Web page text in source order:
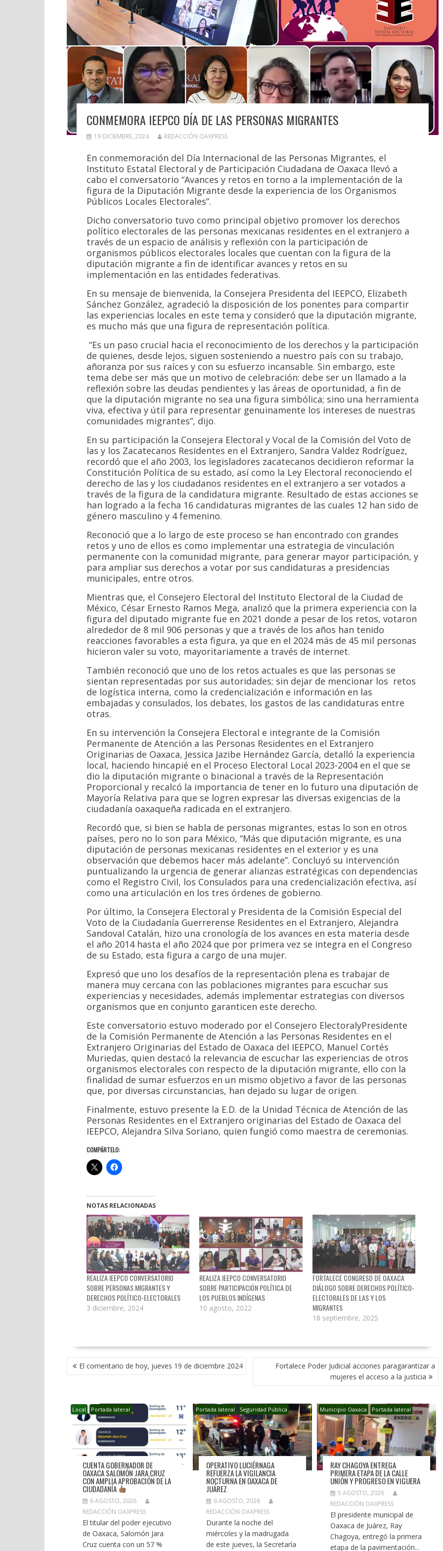
CONMEMORA IEEPCO DÍA DE LAS PERSONAS MIGRANTES
19 DICIEMBRE, 2024 REDACCIÓN OAXPRESS
En conmemoración del Día Internacional de las Personas Migrantes, el
Instituto Estatal Electoral y de Participación Ciudadana de Oaxaca llevó a
cabo el conversatorio “Avances y retos en torno a la implementación de la
figura de la Diputación Migrante desde la experiencia de los Organismos
Públicos Locales Electorales”.
Dicho conversatorio tuvo como principal objetivo promover los derechos
político electorales de las personas mexicanas residentes en el extranjero a
través de un espacio de análisis y reflexión con la participación de
organismos públicos electorales locales que cuentan con la figura de la
diputación migrante a fin de identificar avances y retos en su
implementación en las entidades federativas.
En su mensaje de bienvenida, la Consejera Presidenta del IEEPCO, Elizabeth
Sánchez González, agradeció la disposición de los ponentes para compartir
las experiencias locales en este tema y consideró que la diputación migrante,
es mucho más que una figura de representación política.
“Es un paso crucial hacia el reconocimiento de los derechos y la participación
de quienes, desde lejos, siguen sosteniendo a nuestro país con su trabajo,
añoranza por sus raíces y con su esfuerzo incansable. Sin embargo, este
tema debe ser más que un motivo de celebración: debe ser un llamado a la
reflexión sobre las deudas pendientes y las áreas de oportunidad, a fin de
que la diputación migrante no sea una figura simbólica; sino una herramienta
viva, efectiva y útil para representar genuinamente los intereses de nuestras
comunidades migrantes”, dijo.
En su participación la Consejera Electoral y Vocal de la Comisión del Voto de
las y los Zacatecanos Residentes en el Extranjero, Sandra Valdez Rodríguez,
recordó que el año 2003, los legisladores zacatecanos decidieron reformar la
Constitución Política de su estado, así como la Ley Electoral reconociendo el
derecho de las y los ciudadanos residentes en el extranjero a ser votados a
través de la figura de la candidatura migrante. Resultado de estas acciones se
han logrado a la fecha 16 candidaturas migrantes de las cuales 12 han sido de
género masculino y 4 femenino.
Reconoció que a lo largo de este proceso se han encontrado con grandes
retos y uno de ellos es como implementar una estrategia de vinculación
permanente con la comunidad migrante, para generar mayor participación, y
para ampliar sus derechos a votar por sus candidaturas a presidencias
municipales, entre otros.
Mientras que, el Consejero Electoral del Instituto Electoral de la Ciudad de
México, César Ernesto Ramos Mega, analizó que la primera experiencia con la
figura del diputado migrante fue en 2021 donde a pesar de los retos, votaron
alrededor de 8 mil 906 personas y que a través de los años han tenido
reacciones favorables a esta figura, ya que en el 2024 más de 45 mil personas
hicieron valer su voto, mayoritariamente a través de internet.
También reconoció que uno de los retos actuales es que las personas se
sientan representadas por sus autoridades; sin dejar de mencionar los retos
de logística interna, como la credencialización e información en las
embajadas y consulados, los debates, los gastos de las candidaturas entre
otras.
En su intervención la Consejera Electoral e integrante de la Comisión
Permanente de Atención a las Personas Residentes en el Extranjero
Originarias de Oaxaca, Jessica Jazibe Hernández García, detalló la experiencia
local, haciendo hincapié en el Proceso Electoral Local 2023-2004 en el que se
dio la diputación migrante o binacional a través de la Representación
Proporcional y recalcó la importancia de tener en lo futuro una diputación de
Mayoría Relativa para que se logren expresar las diversas exigencias de la
ciudadanía oaxaqueña radicada en el extranjero.
Recordó que, si bien se habla de personas migrantes, estas lo son en otros
países, pero no lo son para México, “Más que diputación migrante, es una
diputación de personas mexicanas residentes en el exterior y es una
observación que debemos hacer más adelante”. Concluyó su intervención
puntualizando la urgencia de generar alianzas estratégicas con dependencias
como el Registro Civil, los Consulados para una credencialización efectiva, así
como una articulación en los tres órdenes de gobierno.
Por último, la Consejera Electoral y Presidenta de la Comisión Especial del
Voto de la Ciudadanía Guerrerense Residentes en el Extranjero, Alejandra
Sandoval Catalán, hizo una cronología de los avances en esta materia desde
el año 2014 hasta el año 2024 que por primera vez se integra en el Congreso
de su Estado, esta figura a cargo de una mujer.
Expresó que uno los desafíos de la representación plena es trabajar de
manera muy cercana con las poblaciones migrantes para escuchar sus
experiencias y necesidades, además implementar estrategias con diversos
organismos que en conjunto garanticen este derecho.
Este conversatorio estuvo moderado por el Consejero ElectoralyPresidente
de la Comisión Permanente de Atención a las Personas Residentes en el
Extranjero Originarias del Estado de Oaxaca del IEEPCO, Manuel Cortés
Muriedas, quien destacó la relevancia de escuchar las experiencias de otros
organismos electorales con respecto de la diputación migrante, ello con la
finalidad de sumar esfuerzos en un mismo objetivo a favor de las personas
que, por diversas circunstancias, han dejado su lugar de origen.
Finalmente, estuvo presente la E.D. de la Unidad Técnica de Atención de las
Personas Residentes en el Extranjero originarias del Estado de Oaxaca del
IEEPCO, Alejandra Silva Soriano, quien fungió como maestra de ceremonias.
COMPÁRTELO:
NOTAS RELACIONADAS
REALIZA IEEPCO CONVERSATORIO
SOBRE PERSONAS MIGRANTES Y
DERECHOS POLÍTICO-ELECTORALES
3 diciembre, 2024
REALIZA IEEPCO CONVERSATORIO
SOBRE PARTICIPACIÓN POLÍTICA DE
LOS PUEBLOS INDÍGENAS
10 agosto, 2022
FORTALECE CONGRESO DE OAXACA
DIÁLOGO SOBRE DERECHOS POLÍTICO-
ELECTORALES DE LAS Y LOS
MIGRANTES
18 septiembre, 2025
NAVEGACIÓN
DE El comentario de hoy, jueves 19 de diciembre 2024
Fortalece Poder Judicial acciones paragarantizar a
mujeres el acceso a la justicia
Local Portada lateral
CUENTA GOBERNADOR DE
OAXACA SALOMÓN JARA CRUZ
CON AMPLIA APROBACIÓN DE LA
CIUDADANÍA
6 AGOSTO, 2026
REDACCIÓN OAXPRESS
El titular del poder ejecutivo
de Oaxaca, Salomón Jara
Cruz cuenta con un 57 %
Portada lateral Seguridad Pública
OPERATIVO LUCIÉRNAGA
REFUERZA LA VIGILANCIA
NOCTURNA EN OAXACA DE
JUÁREZ
6 AGOSTO, 2026
REDACCIÓN OAXPRESS
Durante la noche del
miércoles y la madrugada
de este jueves, la Secretaría
Municipio Oaxaca Portada lateral
RAY CHAGOYA ENTREGA
PRIMERA ETAPA DE LA CALLE
UNIÓN Y PROGRESO EN VIGUERA
5 AGOSTO, 2026
REDACCIÓN OAXPRESS
El presidente municipal de
Oaxaca de Juárez, Ray
Chagoya, entregó la primera
etapa de la pavimentación...